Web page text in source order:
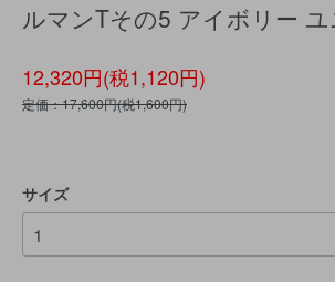
ルマンTその5 アイボリー
12,320円(税1,120円)
定価：17,600円(税1,600円)
サイズ